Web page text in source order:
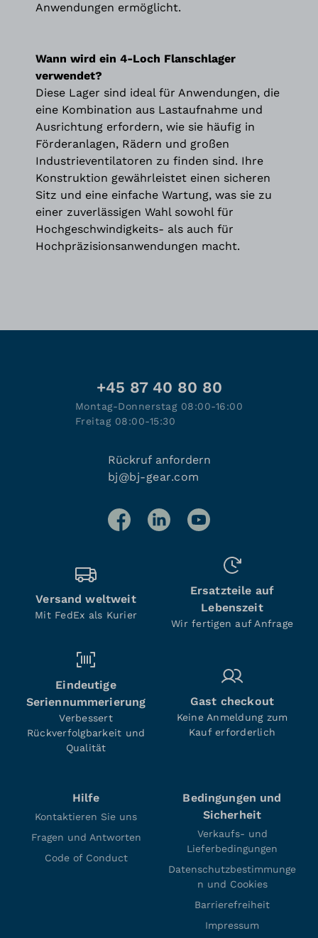
Anwendungen ermöglicht.
Wann wird ein 4-Loch Flanschlager
verwendet?
Diese Lager sind ideal für Anwendungen, die
eine Kombination aus Lastaufnahme und
Ausrichtung erfordern, wie sie häufig in
Förderanlagen, Rädern und großen
Industrieventilatoren zu finden sind. Ihre
Konstruktion gewährleistet einen sicheren
Sitz und eine einfache Wartung, was sie zu
einer zuverlässigen Wahl sowohl für
Hochgeschwindigkeits- als auch für
Hochpräzisionsanwendungen macht.
+45 87 40 80 80
Montag-Donnerstag 08:00-16:00
Freitag 08:00-15:30
Rückruf anfordern
bj@bj-gear.com
Versand weltweit
Mit FedEx als Kurier
Ersatzteile auf
Lebenszeit
Wir fertigen auf Anfrage
Eindeutige
Seriennummerierung
Verbessert
Rückverfolgbarkeit und
Qualität
Gast checkout
Keine Anmeldung zum
Kauf erforderlich
Hilfe
Kontaktieren Sie uns
Fragen und Antworten
Code of Conduct
Bedingungen und
Sicherheit
Verkaufs- und
Lieferbedingungen
Datenschutzbestimmunge
n und Cookies
Barrierefreiheit
Impressum